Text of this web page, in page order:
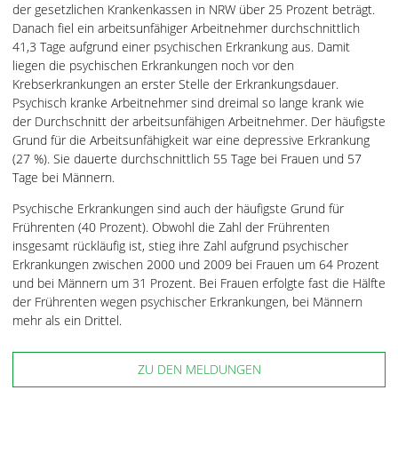
der gesetzlichen Krankenkassen in NRW über 25 Prozent beträgt.
Danach fiel ein arbeitsunfähiger Arbeitnehmer durchschnittlich
41,3 Tage aufgrund einer psychischen Erkrankung aus. Damit
liegen die psychischen Erkrankungen noch vor den
Krebserkrankungen an erster Stelle der Erkrankungsdauer.
Psychisch kranke Arbeitnehmer sind dreimal so lange krank wie
der Durchschnitt der arbeitsunfähigen Arbeitnehmer. Der häufigste
Grund für die Arbeitsunfähigkeit war eine depressive Erkrankung
(27 %). Sie dauerte durchschnittlich 55 Tage bei Frauen und 57
Tage bei Männern.
Psychische Erkrankungen sind auch der häufigste Grund für
Frührenten (40 Prozent). Obwohl die Zahl der Frührenten
insgesamt rückläufig ist, stieg ihre Zahl aufgrund psychischer
Erkrankungen zwischen 2000 und 2009 bei Frauen um 64 Prozent
und bei Männern um 31 Prozent. Bei Frauen erfolgte fast die Hälfte
der Frührenten wegen psychischer Erkrankungen, bei Männern
mehr als ein Drittel.
ZU DEN MELDUNGEN